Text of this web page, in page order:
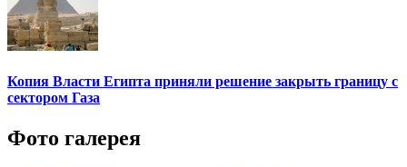
Копия Власти Египта приняли решение закрыть границу с
сектором Газа
Фото галерея